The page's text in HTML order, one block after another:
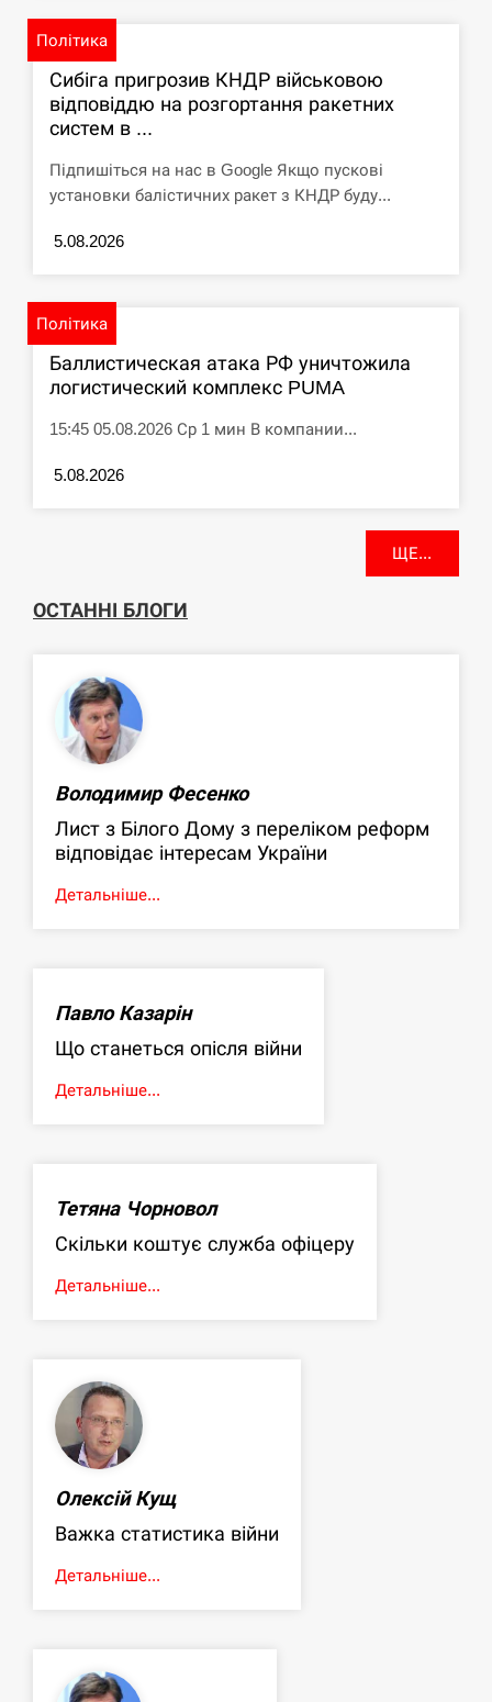
СЕРПЕНЬ
11:23
Россияне ударили “Бардеролями” по Харькову,
есть пострадавшие
Політика
Сибіга пригрозив КНДР військовою
відповіддю на розгортання ракетних
систем в ...
Підпишіться на нас в Google Якщо пускові
установки балістичних ракет з КНДР буду...
5.08.2026
Політика
Баллистическая атака РФ уничтожила
логистический комплекс PUMA
15:45 05.08.2026 Ср 1 мин В компании...
5.08.2026
ЩЕ...
ОСТАННІ БЛОГИ
Володимир Фесенко
Лист з Білого Дому з переліком реформ
відповідає інтересам України
Детальніше...
Павло Казарін
Що станеться опісля війни
Детальніше...
Тетяна Чорновол
Скільки коштує служба офіцеру
Детальніше...
Олексій Кущ
Важка статистика війни
Детальніше...